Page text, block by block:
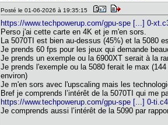
Posté le 01-06-2026 à 19:35:15
https://www.techpowerup.com/gpu-spe [...] 0-
Perso j'ai cette carte en 4K et je m'en sors.
La 5070TI est bien au-dessus (45%) et la 5080
Je prends 60 fps pour les jeux qui demande
Je prends un exemple ou la 6900XT serait à la
Je prends l'exemple ou la 5080 ferait le max
environ)
Je m'en sors avec l'upscaling mais les
Bref je comprends l’intérêt de la 5070TI qui me
https://www.techpowerup.com/gpu-spe [...] 0-
Je comprends aussi l’intérêt de la 5090 par